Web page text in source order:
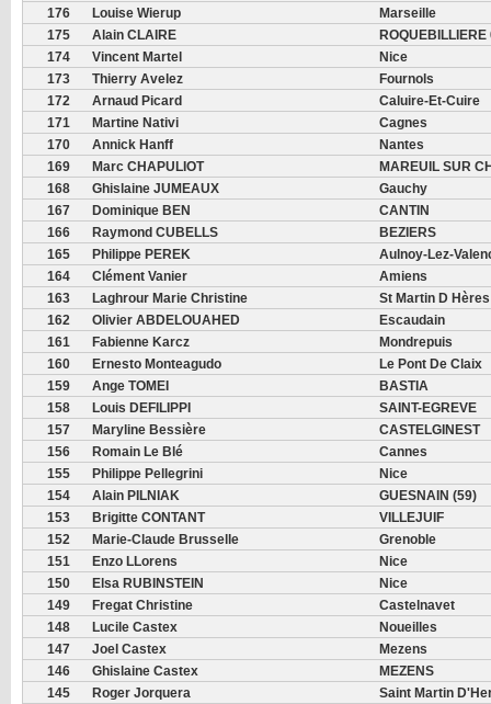
176
Louise Wierup
Marseille
175
Alain CLAIRE
ROQUEBILLIERE
174
Vincent Martel
Nice
173
Thierry Avelez
Fournols
172
Arnaud Picard
Caluire-Et-Cuire
171
Martine Nativi
Cagnes
170
Annick Hanff
Nantes
169
Marc CHAPULIOT
MAREUIL SUR
168
Ghislaine JUMEAUX
Gauchy
167
Dominique BEN
CANTIN
166
Raymond CUBELLS
BEZIERS
165
Philippe PEREK
Aulnoy-Lez-
164
Clément Vanier
Amiens
163
Laghrour Marie Christine
St Martin D Hères
162
Olivier ABDELOUAHED
Escaudain
161
Fabienne Karcz
Mondrepuis
160
Ernesto Monteagudo
Le Pont De Claix
159
Ange TOMEI
BASTIA
158
Louis DEFILIPPI
SAINT-EGREVE
157
Maryline Bessière
CASTELGINEST
156
Romain Le Blé
Cannes
155
Philippe Pellegrini
Nice
154
Alain PILNIAK
GUESNAIN (59)
153
Brigitte CONTANT
VILLEJUIF
152
Marie-Claude Brusselle
Grenoble
151
Enzo LLorens
Nice
150
Elsa RUBINSTEIN
Nice
149
Fregat Christine
Castelnavet
148
Lucile Castex
Noueilles
147
Joel Castex
Mezens
146
Ghislaine Castex
MEZENS
145
Roger Jorquera
Saint Martin